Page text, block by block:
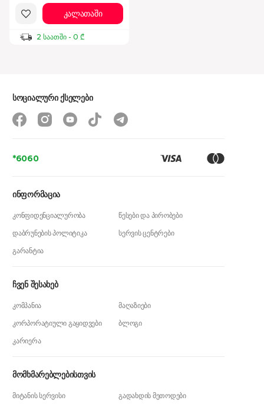
2 საათში - 0 ₾
კალათაში
*6060
ჩვენ შესახებ
კომპანია
მაღაზიები
კორპორატიული გაყიდვები
ბლოგი
კარიერა
ინფორმაცია
კონფიდენციალურობა
წესები და პირობები
დაბრუნების პოლიტიკა
სერვის ცენტრები
გარანტია
მომხმარებლებისთვის
მიტანის სერვისი გადახდის მეთოდები
სოციალური ქსელები